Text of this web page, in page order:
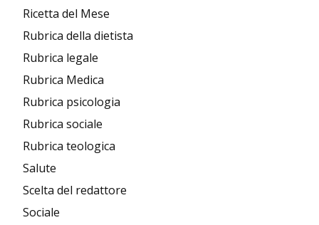
Ricetta del Mese
Rubrica della dietista
Rubrica legale
Rubrica Medica
Rubrica psicologia
Rubrica sociale
Rubrica teologica
Salute
Scelta del redattore
Sociale